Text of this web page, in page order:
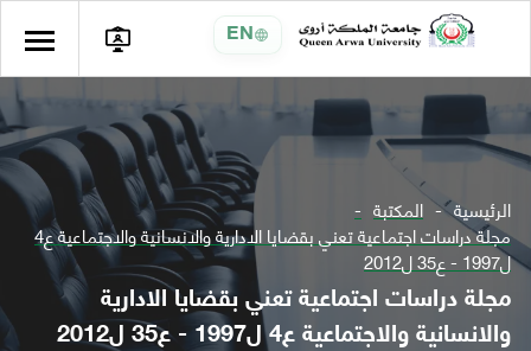
EN
الرئيسية المكتبة
مجلة دراسات اجتماعية تعني بقضايا الادارية والانسانية والاجتماعية ع4
ل1997 - ع35 ل2012
مجلة دراسات اجتماعية تعني بقضايا الادارية
والانسانية والاجتماعية ع4 ل1997 - ع35 ل2012